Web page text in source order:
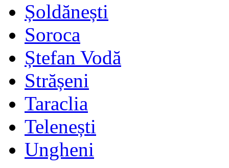
Șoldănești
Soroca
Ștefan Vodă
Strășeni
Taraclia
Telenești
Ungheni